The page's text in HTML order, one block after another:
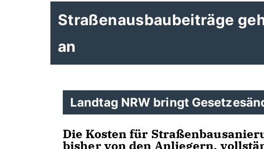
Straßenausbaubeiträge
an
Landtag NRW bringt
Die Kosten für
bisher von den Anliegern,